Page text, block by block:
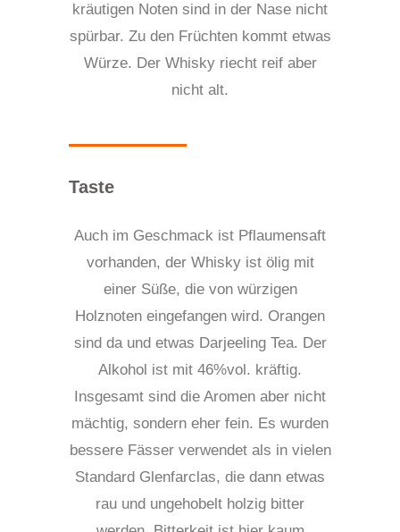
kräutigen Noten sind in der Nase nicht
spürbar. Zu den Früchten kommt etwas
Würze. Der Whisky riecht reif aber
nicht alt.
Taste
Auch im Geschmack ist Pflaumensaft
vorhanden, der Whisky ist ölig mit
einer Süße, die von würzigen
Holznoten eingefangen wird. Orangen
sind da und etwas Darjeeling Tea. Der
Alkohol ist mit 46%vol. kräftig.
Insgesamt sind die Aromen aber nicht
mächtig, sondern eher fein. Es wurden
bessere Fässer verwendet als in vielen
Standard Glenfarclas, die dann etwas
rau und ungehobelt holzig bitter